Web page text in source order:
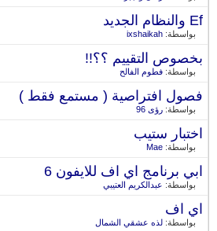
Ef والنظام الجديد
بواسطة:ixshaikah
بخصوص التقييم ؟؟!!
بواسطة:فطوم الفالح
فصول افتراصية ( مستمع فقط )
بواسطة:رؤى 96
اختبار ستيب
بواسطة:Mae
ابي برنامج اي اف للايفون 6
بواسطة:عبدالكريم العتيبي
اي اف
بواسطة:لذه عشقي الشمال